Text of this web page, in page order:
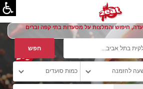
חיפוש והמלצות על מסעדות בתי קפה וברים